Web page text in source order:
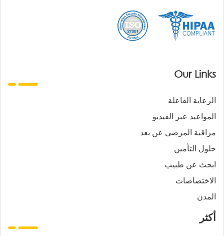
Our Links
الرعاية الفاعلة
المواعيد عبر الفيديو
مراقبة المرضى عن بعد
حلول التأمين
ابحث عن طبيب
الاختصاصات
المدن
أكثر